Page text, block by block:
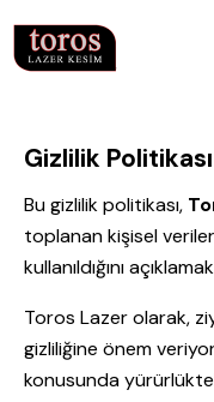
Gizlilik Politikası
Bu gizlilik politikası,
toplanan kişisel
kullanıldığını
Toros Lazer olarak,
gizliliğine önem
konusunda